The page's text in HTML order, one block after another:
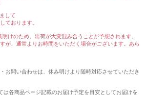
して
ております。
けのため、出荷が大変混み合うことが予想されます。
が、通常よりお時間をいただく場合がございます。あら
お問い合わせは、休み明けより随時対応させていただき
は各商品ページ記載のお届け予定を目安としてお届けを